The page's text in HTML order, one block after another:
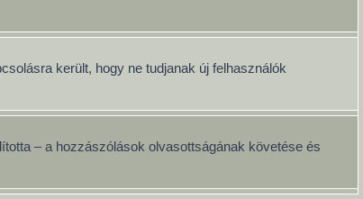
került, hogy ne tudjanak új felhasználók
– a hozzászólások olvasottságának követése és